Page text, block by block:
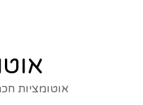
אוטומציות